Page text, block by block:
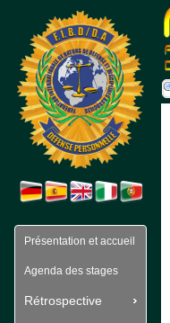
Présentation et accueil
Agenda des stages
Rétrospective